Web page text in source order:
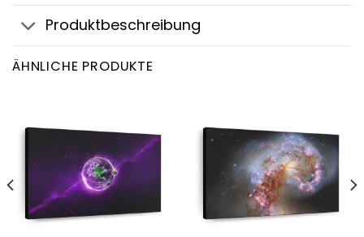
Produktbeschreibung
ÄHNLICHE PRODUKTE